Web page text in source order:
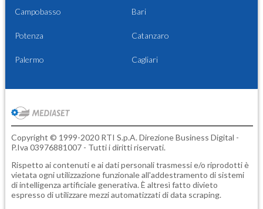
Campobasso Bari
Potenza Catanzaro
Palermo Cagliari
Copyright © 1999-2020 RTI S.p.A. Direzione Business Digital -
P.Iva 03976881007 - Tutti i diritti riservati.
Rispetto ai contenuti e ai dati personali trasmessi e/o riprodotti è
vietata ogni utilizzazione funzionale all'addestramento di sistemi
di intelligenza artificiale generativa. È altresì fatto divieto
espresso di utilizzare mezzi automatizzati di data scraping.